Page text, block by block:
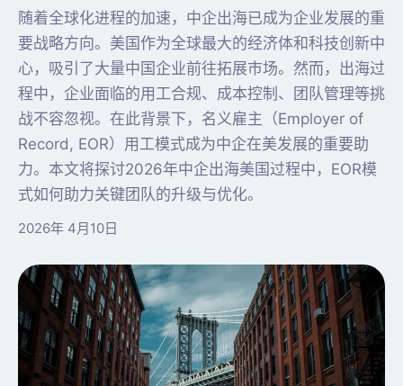
随着全球化进程的加速，中企出海已成为企业发展的重
要战略方向。美国作为全球最大的经济体和科技创新中
心，吸引了大量中国企业前往拓展市场。然而，出海过
程中，企业面临的用工合规、成本控制、团队管理等挑
战不容忽视。在此背景下，名义雇主（Employer of
Record, EOR）用工模式成为中企在美发展的重要助
力。本文将探讨2026年中企出海美国过程中，EOR模
式如何助力关键团队的升级与优化。
2026年 4月10日